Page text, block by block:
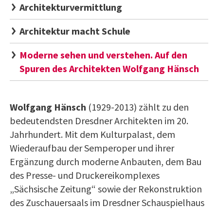
Architekturvermittlung
Architektur macht Schule
Moderne sehen und verstehen. Auf den
Spuren des Architekten Wolfgang Hänsch
Wolfgang Hänsch (1929-2013) zählt zu den
bedeutendsten Dresdner Architekten im 20.
Jahrhundert. Mit dem Kulturpalast, dem
Wiederaufbau der Semperoper und ihrer
Ergänzung durch moderne Anbauten, dem Bau
des Presse- und Druckereikomplexes
„Sächsische Zeitung“ sowie der Rekonstruktion
des Zuschauersaals im Dresdner Schauspielhaus